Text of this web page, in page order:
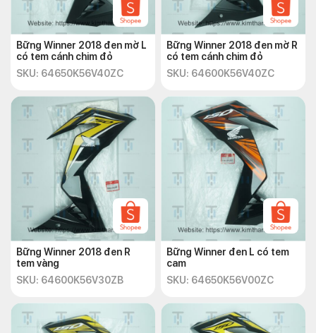
Bững Winner 2018 đen mờ L
có tem cánh chim đỏ
SKU: 64650K56V40ZC
Bững Winner 2018 đen mờ R
có tem cánh chim đỏ
SKU: 64600K56V40ZC
Bững Winner 2018 đen R
tem vàng
SKU: 64600K56V30ZB
Bững Winner đen L có tem
cam
SKU: 64650K56V00ZC